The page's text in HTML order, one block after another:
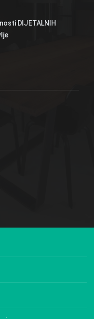
DIJETALNIH